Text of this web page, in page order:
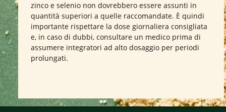
zinco e selenio non dovrebbero essere assunti in
quantità superiori a quelle raccomandate. È quindi
importante rispettare la dose giornaliera consigliata
e, in caso di dubbi, consultare un medico prima di
assumere integratori ad alto dosaggio per periodi
prolungati.